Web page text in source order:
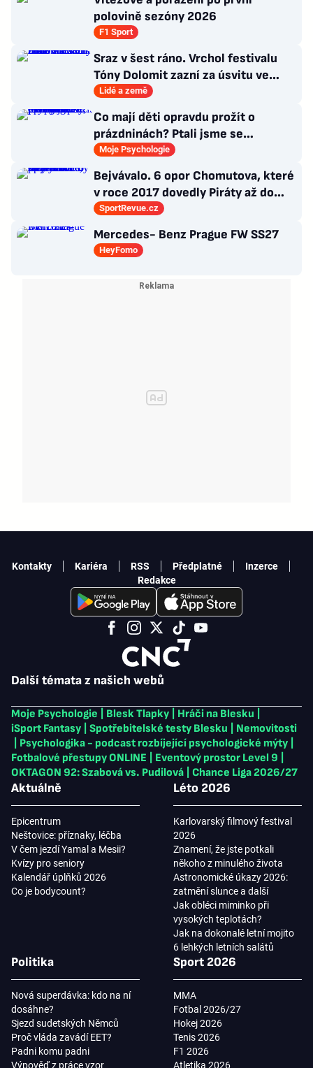
polovině sezóny 2026
F1 Sport
Sraz v šest ráno. Vrchol festivalu
Tóny Dolomit zazní za úsvitu ve
3000 metrech
Lidé a země
Co mají děti opravdu prožít o
prázdninách? Ptali jsme se
psycholožky, rodinného terapeuta a
pedagogů
Moje Psychologie
Bejvávalo. 6 opor Chomutova, které
v roce 2017 dovedly Piráty až do
semifinále play-off
SportRevue.cz
Mercedes- Benz Prague FW SS27
HeyFomo
Další témata z našich webů
Moje Psychologie Blesk Tlapky Hráči na Blesku
iSport Fantasy
Spotřebitelské testy Blesku
Nemovitosti
Psychologika - podcast rozbíjející psychologické mýty
Fotbalové přestupy ONLINE
Eventový prostor Level 9
OKTAGON 92: Szabová vs. Pudilová
Chance Liga 2026/27
Aktuálně
Epicentrum
Neštovice: příznaky, léčba
V čem jezdí Yamal a Mesii?
Kvízy pro seniory
Kalendář úplňků 2026
Co je bodycount?
Léto 2026
Karlovarský filmový festival
2026
Znamení, že jste potkali
někoho z minulého života
Astronomické úkazy 2026:
zatmění slunce a další
Jak obléci miminko při
vysokých teplotách?
Jak na dokonalé letní mojito
6 lehkých letních salátů
Politika
Nová superdávka: kdo na ní
dosáhne?
Sjezd sudetských Němců
Proč vláda zavádí EET?
Padni komu padni
Výpověď z práce vzor
Sport 2026
MMA
Fotbal 2026/27
Hokej 2026
Tenis 2026
F1 2026
Atletika 2026
Kontakty Kariéra RSS Předplatné
Inzerce
Redakce